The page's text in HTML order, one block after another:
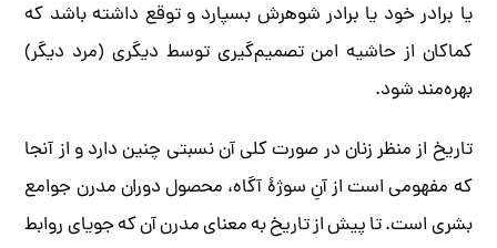
یا برادر خود یا برادر شوهرش بسپارد و توقع داشته باشد که
کماکان از حاشیه امن تصمیم‌گیری توسط دیگری (مرد دیگر)
بهره‌مند شود.
تاریخ از منظر زنان در صورت کلی آن نسبتی چنین دارد و از آنجا
که مفهومی است از آنِ سوژۀ آگاه، محصول دوران مدرن جوامع
بشری است. تا پیش از تاریخ به معنای مدرن آن که جویای روابط